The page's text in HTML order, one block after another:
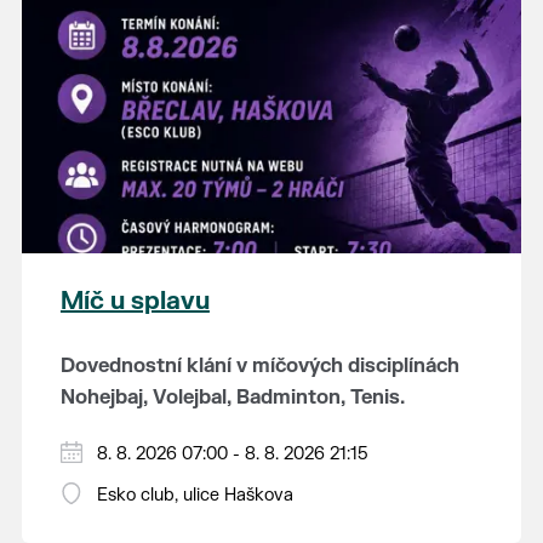
K tanci a poslechu bude hrát DH
Lanžhotčané.
Těšíme se na Vás!
Míč u splavu
Dovednostní klání v míčových disciplínách
Nohejbaj, Volejbal, Badminton, Tenis.
Zúčastnit se může max. 20 dvojčlenných
týmů - každý tým si zahraje min. 4 západy od
8. 8. 2026 07:00 - 8. 8. 2026 21:15
Esko club, ulice Haškova